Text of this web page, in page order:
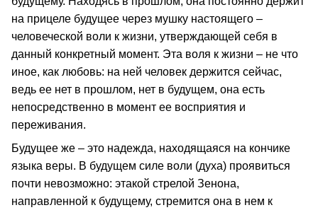
на прицеле будущее через мушку настоящего –
человеческой воли к жизни, утверждающей себя в
данный конкретный момент. Эта воля к жизни – не что
иное, как любовь: на ней человек держится сейчас,
ведь ее нет в прошлом, нет в будущем, она есть
непосредственно в момент ее восприятия и
переживания.
Будущее же – это надежда, находящаяся на кончике
языка веры. В будущем силе воли (духа) проявиться
почти невозможно: этакой стрелой Зенона,
направленной к будущему, стремится она в нем к